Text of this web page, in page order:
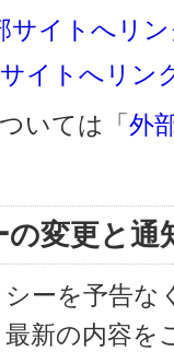
サイトへリ
サイトへリン
いては「外
変更と通
ーを予告
新の内容を